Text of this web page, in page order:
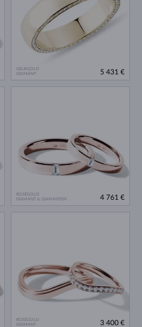
GELBGOLD
DIAMANT
5 431 €
ROSÉGOLD
DIAMANT & DIAMANTEN
4 761 €
ROSÉGOLD
DIAMANT
3 400 €